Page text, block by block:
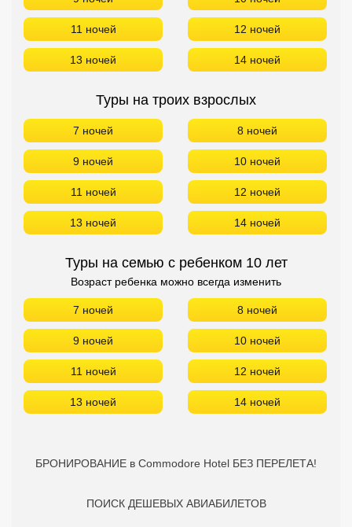
11 ночей 12 ночей
13 ночей 14 ночей
Туры на троих взрослых
7 ночей 8 ночей
9 ночей 10 ночей
11 ночей 12 ночей
13 ночей 14 ночей
Туры на семью с ребенком 10 лет
Возраст ребенка можно всегда изменить
7 ночей 8 ночей
9 ночей 10 ночей
11 ночей 12 ночей
13 ночей 14 ночей
БРОНИРОВАНИЕ в Commodore Hotel БЕЗ ПЕРЕЛЕТА!
ПОИСК ДЕШЕВЫХ АВИАБИЛЕТОВ